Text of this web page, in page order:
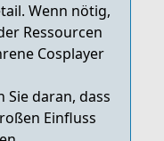
Wenn nötig,
Ressourcen
Cosplayer
Sie daran, dass
Einfluss